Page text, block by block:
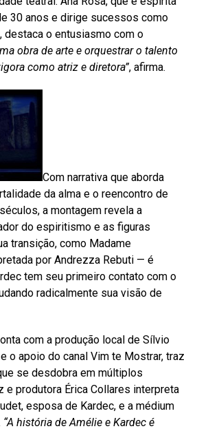
30 anos e dirige sucessos como
destaca o entusiasmo com o
obra de arte e orquestrar o talento
como atriz e diretora”, afirma.
Com narrativa que aborda
da alma e o reencontro de
a montagem revela a
do espiritismo e as figuras
transição, como Madame
por Andrezza Rebuti — é
tem seu primeiro contato com o
radicalmente sua visão de
com a produção local de Sílvio
o apoio do canal Vim te Mostrar, traz
se desdobra em múltiplos
e produtora Érica Collares interpreta
esposa de Kardec, e a médium
“A história de Amélie e Kardec é